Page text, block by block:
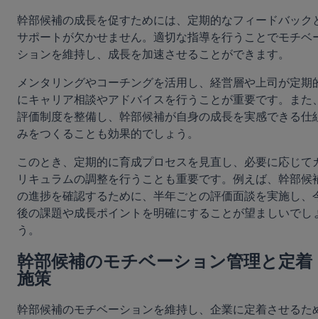
幹部候補の成長を促すためには、定期的なフィードバック
サポートが欠かせません。適切な指導を行うことでモチベ
ションを維持し、成長を加速させることができます。
メンタリングやコーチングを活用し、経営層や上司が定期
にキャリア相談やアドバイスを行うことが重要です。また
評価制度を整備し、幹部候補が自身の成長を実感できる仕
みをつくることも効果的でしょう。
このとき、定期的に育成プロセスを見直し、必要に応じて
リキュラムの調整を行うことも重要です。例えば、幹部候
の進捗を確認するために、半年ごとの評価面談を実施し、
後の課題や成長ポイントを明確にすることが望ましいでし
う。
幹部候補のモチベーション管理と定着
施策
幹部候補のモチベーションを維持し、企業に定着させるた